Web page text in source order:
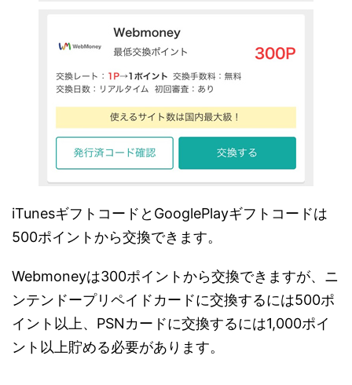
iTunesギフトコードとGooglePlayギフトコードは
500ポイントから交換できます。
Webmoneyは300ポイントから交換できますが、ニ
ンテンドープリペイドカードに交換するには500ポ
イント以上、PSNカードに交換するには1,000ポイ
ント以上貯める必要があります。